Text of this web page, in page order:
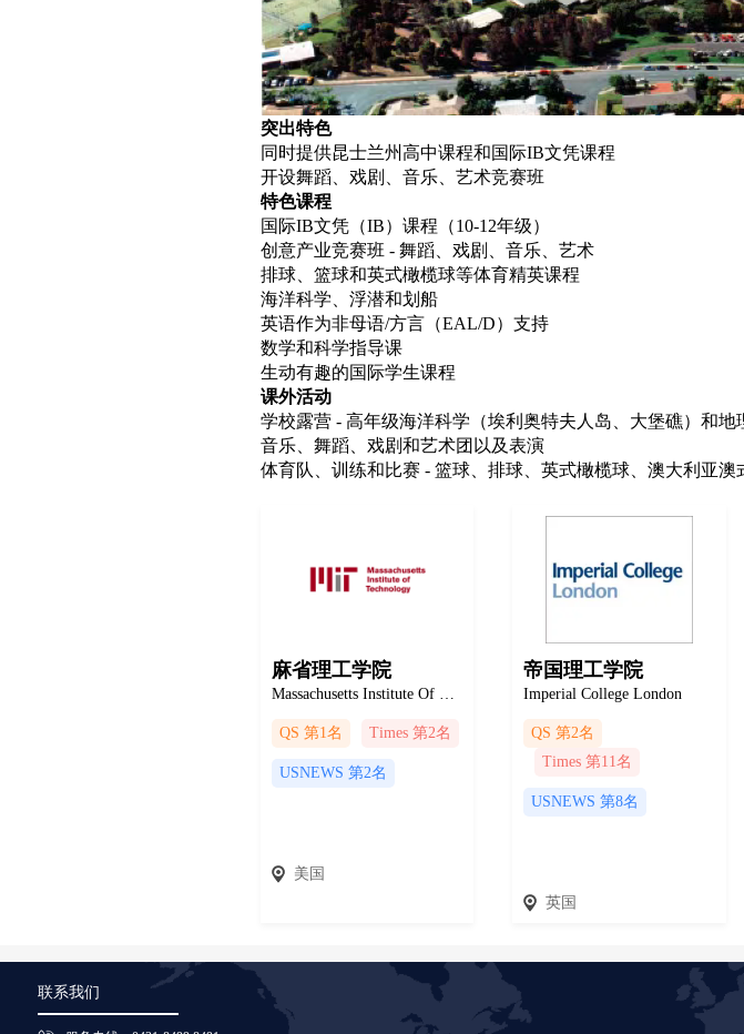
突出特色
同时提供昆士兰州高中课程和国际IB文凭课程
开设舞蹈、戏剧、音乐、艺术竞赛班
特色课程
国际IB文凭（IB）课程（10-12年级）
创意产业竞赛班 - 舞蹈、戏剧、音乐、艺术
排球、篮球和英式橄榄球等体育精英课程
海洋科学、浮潜和划船
英语作为非母语/方言（EAL/D）支持
数学和科学指导课
生动有趣的国际学生课程
课外活动
学校露营 - 高年级海洋科学（埃利奥特夫人岛、大堡礁）和地
音乐、舞蹈、戏剧和艺术团以及表演
体育队、训练和比赛 - 篮球、排球、英式橄榄球、澳大利亚
麻省理工学院
Massachusetts Institute Of Technology
QS 第1名 Times 第2名
USNEWS 第2名
美国
帝国理工学院
Imperial College London
QS 第2名
Times 第11名
USNEWS 第8名
英国
联系我们